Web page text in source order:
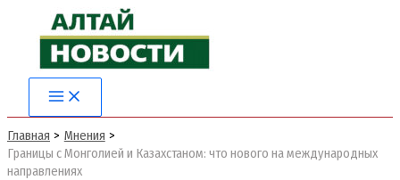
содержимому
Main
Menu
Главная
Мнения
Границы с Монголией и Казахстаном: что нового на международных
направлениях